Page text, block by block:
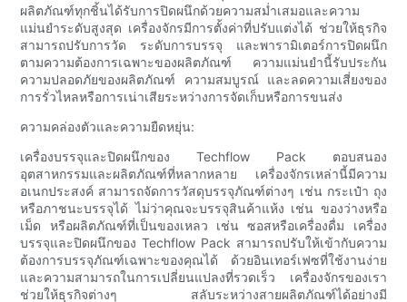
ผลิตภัณฑ์ทุกชิ้นได้รับการปิดผนึกด้วยความสม่ำเสมอและความ
แม่นยำระดับสูงสุด เครื่องจักรมีการตั้งค่าที่ปรับแต่งได้ ช่วยให้ธุรกิจ
สามารถปรับการวัด ระดับการบรรจุ และพารามิเตอร์การปิดผนึก
ตามความต้องการเฉพาะของผลิตภัณฑ์ ความแม่นยำนี้รับประกัน
ความปลอดภัยของผลิตภัณฑ์ ความสมบูรณ์ และลดความเสี่ยงของ
การรั่วไหลหรือการเน่าเสียระหว่างการจัดเก็บหรือการขนส่ง
ความคล่องตัวและความยืดหยุ่น:
เครื่องบรรจุและปิดผนึกของ Techflow Pack ตอบสนอง
อุตสาหกรรมและผลิตภัณฑ์ที่หลากหลาย เครื่องจักรเหล่านี้มีความ
อเนกประสงค์ สามารถจัดการวัสดุบรรจุภัณฑ์ต่างๆ เช่น กระเป๋า ถุง
หรือภาชนะบรรจุได้ ไม่ว่าคุณจะบรรจุสินค้าแห้ง เช่น ของว่างหรือ
เม็ด หรือผลิตภัณฑ์ที่เป็นของเหลว เช่น ซอสหรือเครื่องดื่ม เครื่อง
บรรจุและปิดผนึกของ Techflow Pack สามารถปรับให้เข้ากับความ
ต้องการบรรจุภัณฑ์เฉพาะของคุณได้ ด้วยอินเทอร์เฟซที่ใช้งานง่าย
และความสามารถในการเปลี่ยนแปลงที่รวดเร็ว เครื่องจักรของเรา
ช่วยให้ธุรกิจต่างๆ สลับระหว่างสายผลิตภัณฑ์ได้อย่างมี